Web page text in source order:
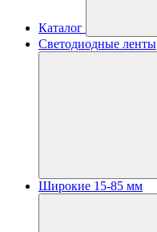
Каталог
Светодиодные ленты
Широкие 15-85 мм